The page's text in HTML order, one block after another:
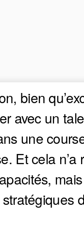
bien
avec un
une
Et cela n’a